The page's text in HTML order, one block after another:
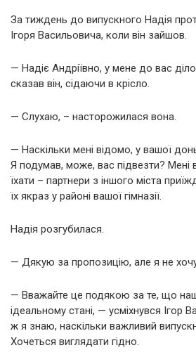
За тиждень до випускного Надія
Ігоря Васильовича, коли він зайшов.
— Надіє Андріївно, у мене до вас
сказав він, сідаючи в крісло.
— Слухаю, – насторожилася вона.
— Наскільки мені відомо, у вашої
Я подумав, може, вас підвезти? Мені
їхати – партнери з іншого міста
їх якраз у районі вашої гімназії.
Надія розгубилася.
— Дякую за пропозицію, але я не
— Вважайте це подякою за те, що
ідеальному стані, — усміхнувся Ігор
ж я знаю, наскільки важливий
Хочеться виглядати гідно.